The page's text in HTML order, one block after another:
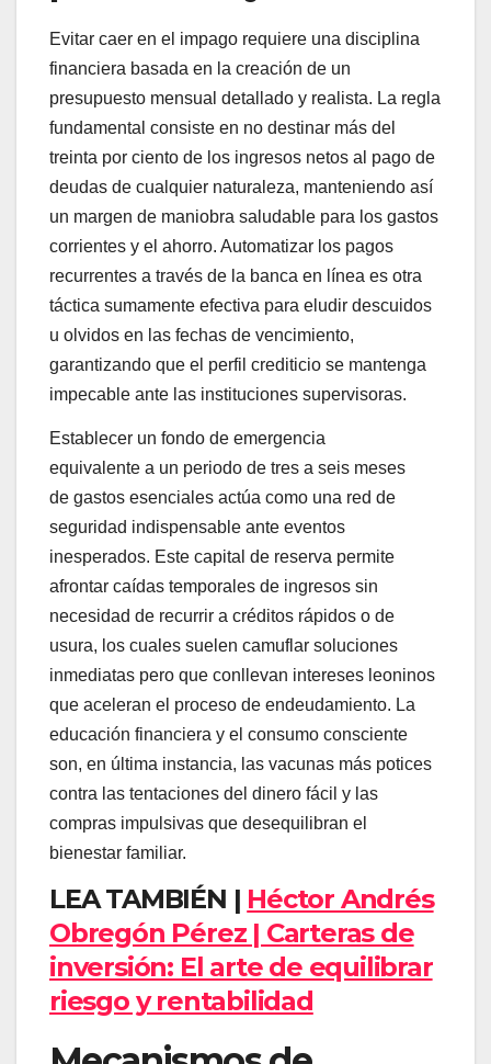
Evitar caer en el impago requiere una disciplina
financiera basada en la creación de un
presupuesto mensual detallado y realista. La regla
fundamental consiste en no destinar más del
treinta por ciento de los ingresos netos al pago de
deudas de cualquier naturaleza, manteniendo así
un margen de maniobra saludable para los gastos
corrientes y el ahorro. Automatizar los pagos
recurrentes a través de la banca en línea es otra
táctica sumamente efectiva para eludir descuidos
u olvidos en las fechas de vencimiento,
garantizando que el perfil crediticio se mantenga
impecable ante las instituciones supervisoras.
Establecer un fondo de emergencia
equivalente a un periodo de tres a seis meses
de gastos esenciales actúa como una red de
seguridad indispensable ante eventos
inesperados. Este capital de reserva permite
afrontar caídas temporales de ingresos sin
necesidad de recurrir a créditos rápidos o de
usura, los cuales suelen camuflar soluciones
inmediatas pero que conllevan intereses leoninos
que aceleran el proceso de endeudamiento. La
educación financiera y el consumo consciente
son, en última instancia, las vacunas más potices
contra las tentaciones del dinero fácil y las
compras impulsivas que desequilibran el
bienestar familiar.
LEA TAMBIÉN | Héctor Andrés
Obregón Pérez | Carteras de
inversión: El arte de equilibrar
riesgo y rentabilidad